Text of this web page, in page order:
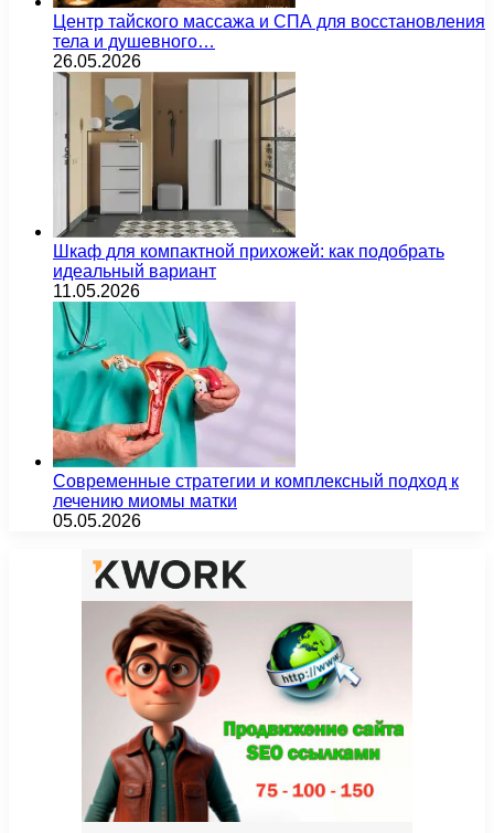
Центр тайского массажа и СПА для восстановления
тела и душевного…
26.05.2026
Шкаф для компактной прихожей: как подобрать
идеальный вариант
11.05.2026
Современные стратегии и комплексный подход к
лечению миомы матки
05.05.2026